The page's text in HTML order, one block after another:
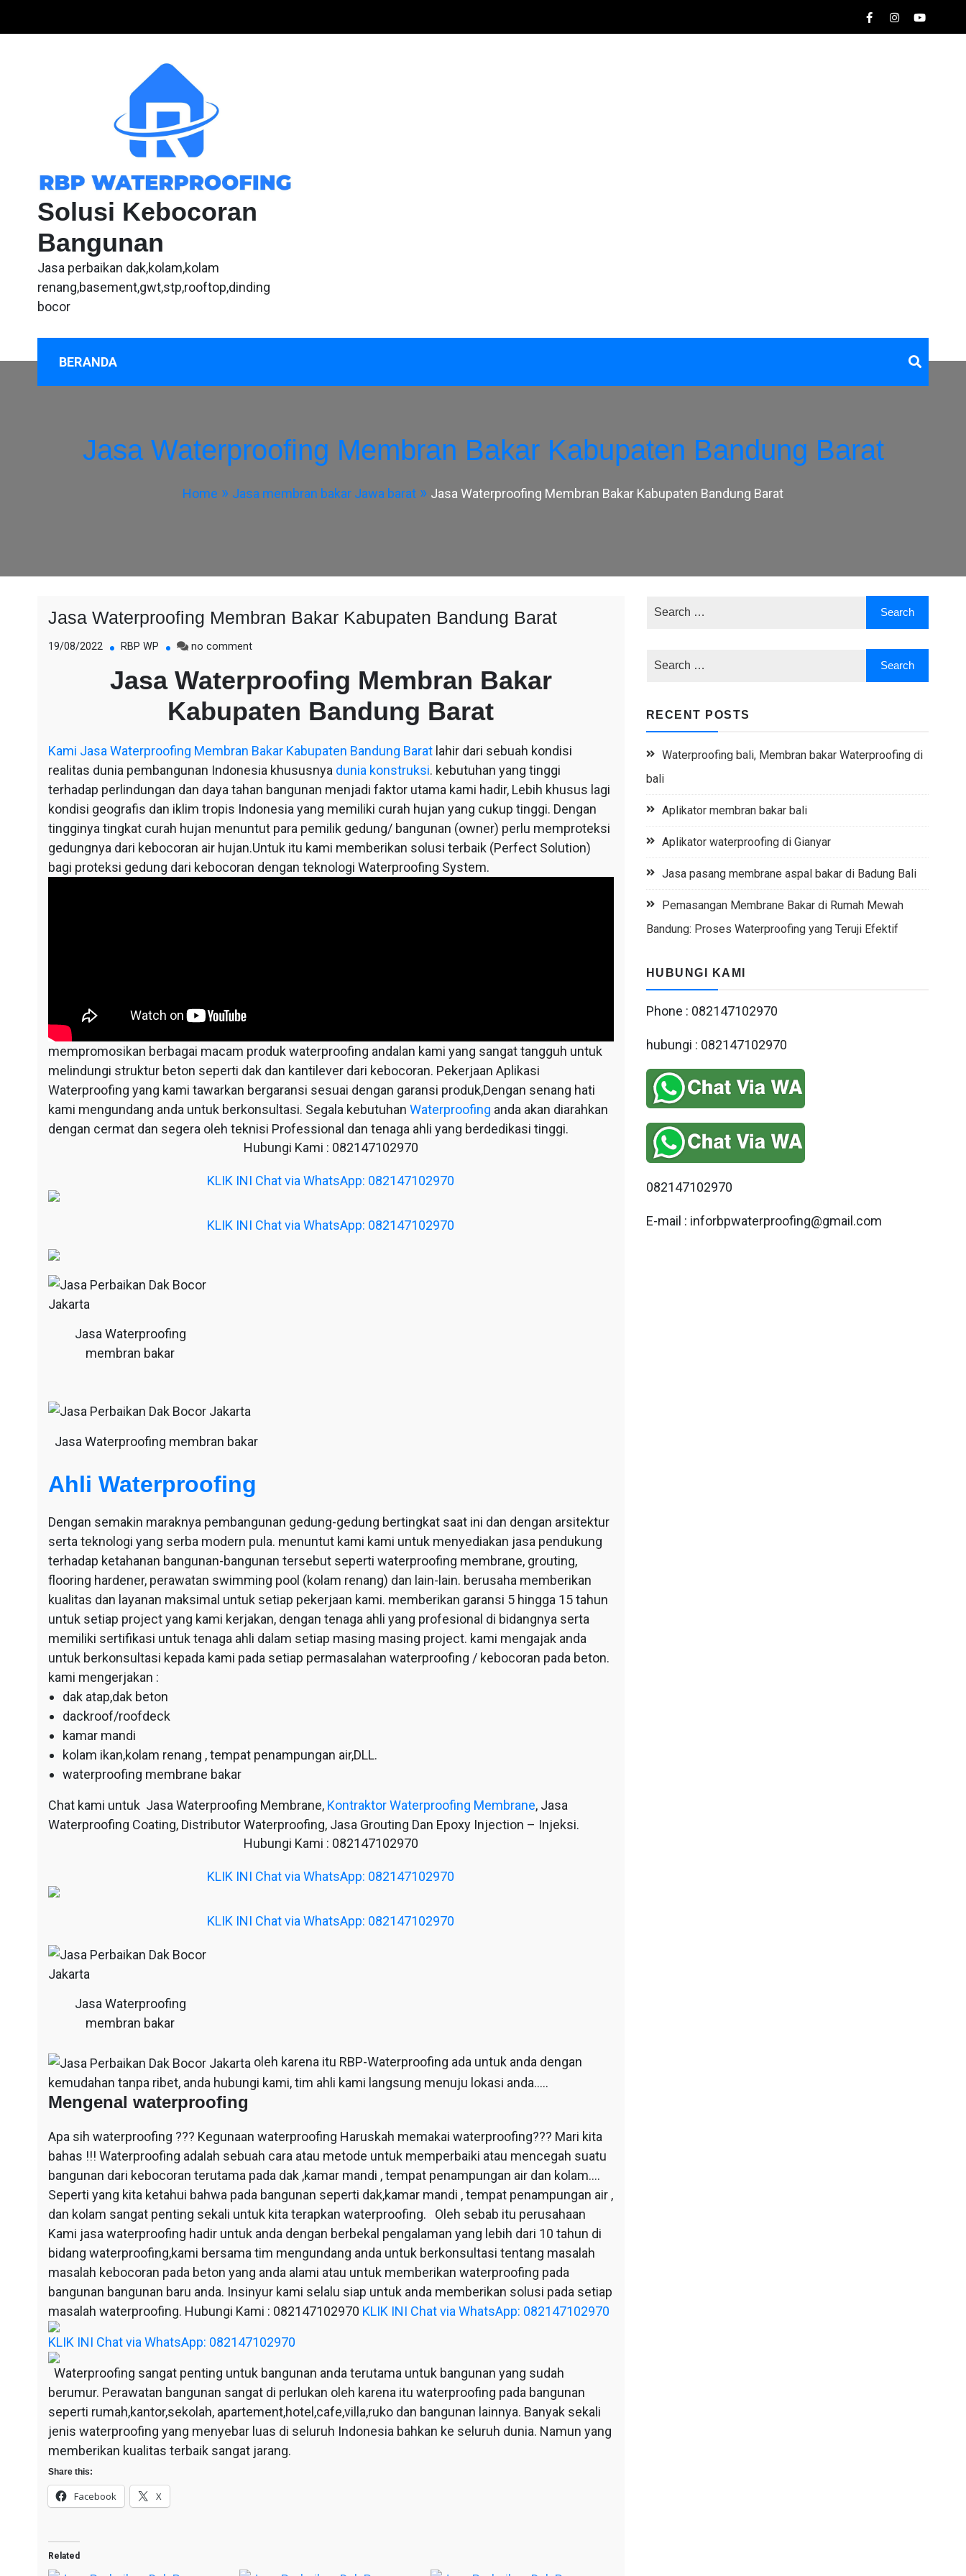
Solusi Kebocoran
Bangunan
Jasa perbaikan dak,kolam,kolam
renang,basement,gwt,stp,rooftop,dinding
bocor
BERANDA
Jasa Waterproofing Membran Bakar Kabupaten Bandung Barat
Home Jasa membran bakar Jawa barat Jasa Waterproofing Membran Bakar Kabupaten Bandung Barat
Jasa Waterproofing Membran Bakar Kabupaten Bandung Barat
19/08/2022 RBP WP no commenton
Waterproofing
Membran
Bakar
Kabupaten
Barat
Jasa Waterproofing Membran Bakar
Kabupaten Bandung Barat
Kami Jasa Waterproofing Membran Bakar Kabupaten Bandung Barat lahir dari sebuah kondisi
realitas dunia pembangunan Indonesia khususnya dunia konstruksi. kebutuhan yang tinggi
terhadap perlindungan dan daya tahan bangunan menjadi faktor utama kami hadir, Lebih khusus lagi
kondisi geografis dan iklim tropis Indonesia yang memiliki curah hujan yang cukup tinggi. Dengan
tingginya tingkat curah hujan menuntut para pemilik gedung/ bangunan (owner) perlu memproteksi
gedungnya dari kebocoran air hujan.Untuk itu kami memberikan solusi terbaik (Perfect Solution)
bagi proteksi gedung dari kebocoran dengan teknologi Waterproofing System.
mempromosikan berbagai macam produk waterproofing andalan kami yang sangat tangguh untuk
melindungi struktur beton seperti dak dan kantilever dari kebocoran. Pekerjaan Aplikasi
Waterproofing yang kami tawarkan bergaransi sesuai dengan garansi produk,Dengan senang hati
kami mengundang anda untuk berkonsultasi. Segala kebutuhan Waterproofing anda akan diarahkan
dengan cermat dan segera oleh teknisi Professional dan tenaga ahli yang berdedikasi tinggi.
Hubungi Kami : 082147102970
KLIK INI Chat via WhatsApp: 082147102970
KLIK INI Chat via WhatsApp: 082147102970
Jasa Waterproofing
membran bakar
Jasa Waterproofing membran bakar
Ahli Waterproofing
Dengan semakin maraknya pembangunan gedung-gedung bertingkat saat ini dan dengan arsitektur
serta teknologi yang serba modern pula. menuntut kami kami untuk menyediakan jasa pendukung
terhadap ketahanan bangunan-bangunan tersebut seperti waterproofing membrane, grouting,
flooring hardener, perawatan swimming pool (kolam renang) dan lain-lain. berusaha memberikan
kualitas dan layanan maksimal untuk setiap pekerjaan kami. memberikan garansi 5 hingga 15 tahun
untuk setiap project yang kami kerjakan, dengan tenaga ahli yang profesional di bidangnya serta
memiliki sertifikasi untuk tenaga ahli dalam setiap masing masing project. kami mengajak anda
untuk berkonsultasi kepada kami pada setiap permasalahan waterproofing / kebocoran pada beton.
kami mengerjakan :
dak atap,dak beton
dackroof/roofdeck
kamar mandi
kolam ikan,kolam renang , tempat penampungan air,DLL.
waterproofing membrane bakar
Chat kami untuk Jasa Waterproofing Membrane, Kontraktor Waterproofing Membrane, Jasa
Waterproofing Coating, Distributor Waterproofing, Jasa Grouting Dan Epoxy Injection – Injeksi.
Hubungi Kami : 082147102970
KLIK INI Chat via WhatsApp: 082147102970
KLIK INI Chat via WhatsApp: 082147102970
Jasa Waterproofing
membran bakar
oleh karena itu RBP-Waterproofing ada untuk anda dengan
kemudahan tanpa ribet, anda hubungi kami, tim ahli kami langsung menuju lokasi anda…..
Mengenal waterproofing
Apa sih waterproofing ??? Kegunaan waterproofing Haruskah memakai waterproofing??? Mari kita
bahas !!! Waterproofing adalah sebuah cara atau metode untuk memperbaiki atau mencegah suatu
bangunan dari kebocoran terutama pada dak ,kamar mandi , tempat penampungan air dan kolam….
Seperti yang kita ketahui bahwa pada bangunan seperti dak,kamar mandi , tempat penampungan air ,
dan kolam sangat penting sekali untuk kita terapkan waterproofing. Oleh sebab itu perusahaan
Kami jasa waterproofing hadir untuk anda dengan berbekal pengalaman yang lebih dari 10 tahun di
bidang waterproofing,kami bersama tim mengundang anda untuk berkonsultasi tentang masalah
masalah kebocoran pada beton yang anda alami atau untuk memberikan waterproofing pada
bangunan bangunan baru anda. Insinyur kami selalu siap untuk anda memberikan solusi pada setiap
masalah waterproofing. Hubungi Kami : 082147102970 KLIK INI Chat via WhatsApp: 082147102970
KLIK INI Chat via WhatsApp: 082147102970
Waterproofing sangat penting untuk bangunan anda terutama untuk bangunan yang sudah
berumur. Perawatan bangunan sangat di perlukan oleh karena itu waterproofing pada bangunan
seperti rumah,kantor,sekolah, apartement,hotel,cafe,villa,ruko dan bangunan lainnya. Banyak sekali
jenis waterproofing yang menyebar luas di seluruh Indonesia bahkan ke seluruh dunia. Namun yang
memberikan kualitas terbaik sangat jarang.
Share this:
Facebook X
Related
RECENT POSTS
Waterproofing bali, Membran bakar Waterproofing di
bali
Aplikator membran bakar bali
Aplikator waterproofing di Gianyar
Jasa pasang membrane aspal bakar di Badung Bali
Pemasangan Membrane Bakar di Rumah Mewah
Bandung: Proses Waterproofing yang Teruji Efektif
HUBUNGI KAMI
Phone : 082147102970
hubungi : 082147102970
082147102970
E-mail : inforbpwaterproofing@gmail.com